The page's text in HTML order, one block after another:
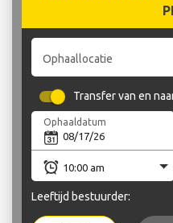
Ophaallocatie
Transfer van en
Ophaaldatum
Leeftijd bestuurder: